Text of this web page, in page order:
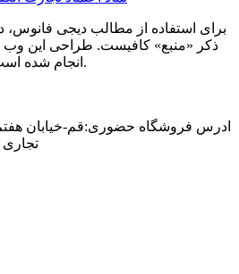
برای استفاده از مطالب دیجی
ذکر «منبع» کافیست. طراحی این
انجام شده است.
ادرس فروشگاه حضوری:قم-خیابان
تجاری